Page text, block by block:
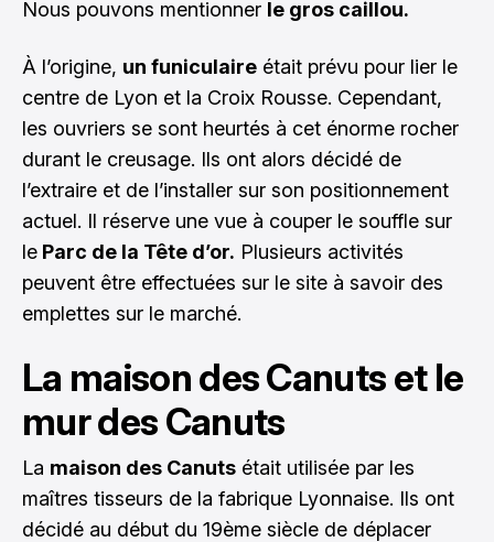
Nous pouvons mentionner le gros caillou.
À l’origine, un funiculaire était prévu pour lier le
centre de Lyon et la Croix Rousse. Cependant,
les ouvriers se sont heurtés à cet énorme rocher
durant le creusage. Ils ont alors décidé de
l’extraire et de l’installer sur son positionnement
actuel. Il réserve une vue à couper le souffle sur
le Parc de la Tête d’or. Plusieurs activités
peuvent être effectuées sur le site à savoir des
emplettes sur le marché.
La maison des Canuts et le
mur des Canuts
La maison des Canuts était utilisée par les
maîtres tisseurs de la fabrique Lyonnaise. Ils ont
décidé au début du 19ème siècle de déplacer